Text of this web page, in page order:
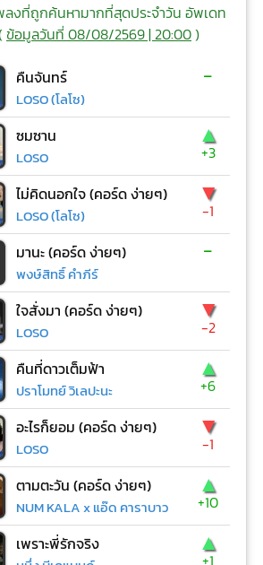
งที่ถูกค้นหามากที่สุดประจำวัน อัพเดท
ข้อมูลวันที่ 08/08/2569 | 20:00)
คืนจันทร์
LOSO (โลโซ)
-
ซมซาน
LOSO
▲
+3
ไม่คิดนอกใจ (คอร์ด ง่ายๆ)
LOSO (โลโซ)
▼
-1
มานะ (คอร์ด ง่ายๆ)
พงษ์สิทธิ์ คำภีร์
-
ใจสั่งมา (คอร์ด ง่ายๆ)
LOSO
▼
-2
คืนที่ดาวเต็มฟ้า
ปราโมทย์ วิเลปะนะ
▲
+6
อะไรก็ยอม (คอร์ด ง่ายๆ)
LOSO
▼
-1
ตามตะวัน (คอร์ด ง่ายๆ)
NUM KALA x แอ๊ด คาราบาว
▲
+10
เพราะพี่รักจริง ▲